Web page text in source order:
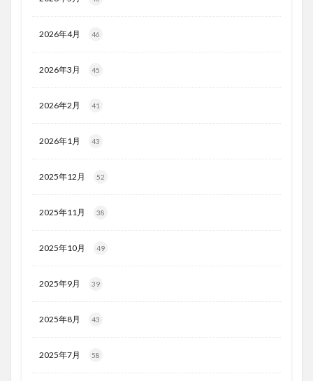
2026年4月 46
2026年3月 45
2026年2月 41
2026年1月 43
2025年12月 52
2025年11月 38
2025年10月 49
2025年9月 39
2025年8月 43
2025年7月 58